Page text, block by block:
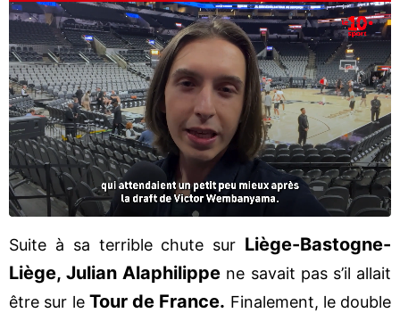
Suite à sa terrible chute sur Liège-Bastogne-
Liège, Julian Alaphilippe ne savait pas s’il allait
être sur le Tour de France. Finalement, le double